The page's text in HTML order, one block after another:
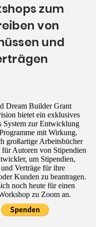
zum
von
und
Dream Builder Grant
bietet ein exklusives
System zur Entwicklung
mit Wirkung.
großartige Arbeitsbücher
Autoren von Stipendien
um Stipendien,
Verträge für ihre
Kunden zu beantragen.
noch heute für einen
zu Zoom an.